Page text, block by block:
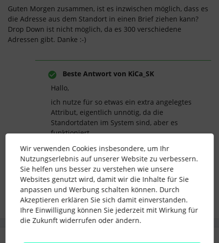
Guten Morgen zusammen, ist es inzwischen möglich, dass es
die Adresse aus dem Standort in einen Brief ziehen kann?
Drop Down ist nicht möglich, da es 300 verschiedene
Adressen gibt. Danke :-)
Beste Antwort von KiCa_SK
Hallo,
ich nutze für so etwas ein extra angelegtes
Attribut, eigentlich unnötig, da die
Standortdaten im System sind, aber es
funktioniert.
address location
Wir verwenden Cookies insbesondere, um Ihr
Nutzungserlebnis auf unserer Website zu verbessern.
Sie helfen uns besser zu verstehen wie unsere
Websites genutzt wird, damit wir die Inhalte für Sie
anpassen und Werbung schalten können. Durch
Akzeptieren erklären Sie sich damit einverstanden.
Ihre Einwilligung können Sie jederzeit mit Wirkung für
die Zukunft widerrufen oder ändern.